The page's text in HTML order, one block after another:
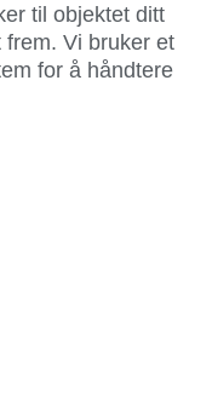
til objektet ditt
frem. Vi bruker et
for å håndtere